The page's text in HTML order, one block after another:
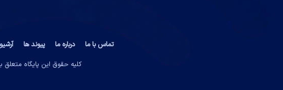
تماس با ما درباره ما پیوند ها آرشیو
کلیه حقوق این پایگاه متعلق